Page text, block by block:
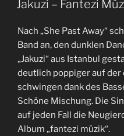
Jakuzi – Fantezi
Nach „She Past Away“
Band an, den dunklen
„Jakuzi“ aus Istanbul
deutlich poppiger auf der
schwingen dank des
Schöne Mischung. Die
auf jeden Fall die
Album „fantezi müzik“.